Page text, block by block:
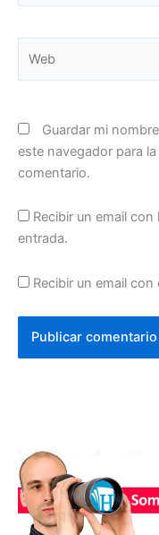
Guardar mi
este navegador para
comentario.
Recibir un email
entrada.
Recibir un email